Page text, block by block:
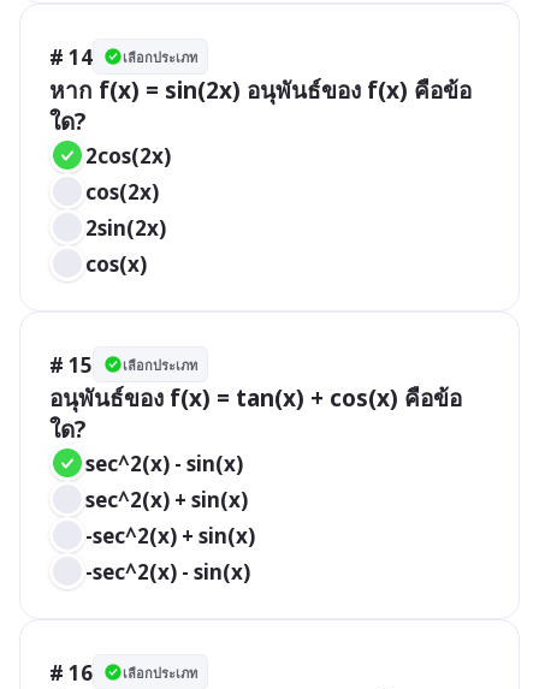
# 14 เลือกประเภท
หาก f(x) = sin(2x) อนุพันธ์ของ f(x) คือข้อ
ใด?
2cos(2x)
cos(2x)
2sin(2x)
cos(x)
# 15 เลือกประเภท
อนุพันธ์ของ f(x) = tan(x) + cos(x) คือข้อ
ใด?
sec^2(x) - sin(x)
sec^2(x) + sin(x)
-sec^2(x) + sin(x)
-sec^2(x) - sin(x)
# 16 เลือกประเภท